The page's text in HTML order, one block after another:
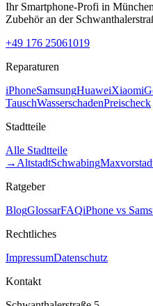
Ihr Smartphone-Profi in
Zubehör an der
+49 176 25061019
Reparaturen
iPhoneSamsungHuaweiXiaomi
TauschWasserschadenPreischeck
Stadtteile
Alle Stadtteile
→AltstadtSchwabing
Ratgeber
BlogGlossarFAQiPhone vs
Rechtliches
ImpressumDatenschutz
Kontakt